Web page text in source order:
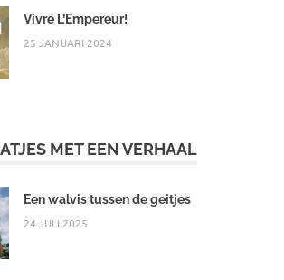
Vivre L’Empereur!
25 JANUARI 2024
MET EEN VERHAAL
Een walvis tussen de geitjes
24 JULI 2025